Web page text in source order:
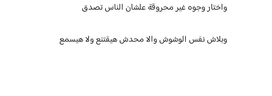
واختار وجوه غير محروقة علشان الناس تصدق
وبلاش نفس الوشوش والا محدش هيقتنع ولا هيسمع